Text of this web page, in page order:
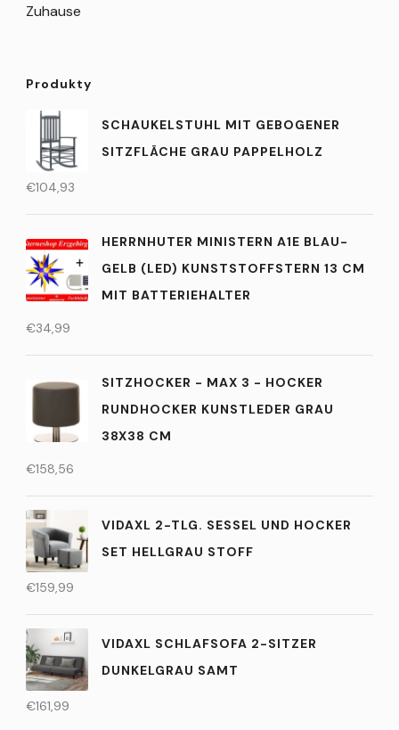
Zuhause
Produkty
SCHAUKELSTUHL MIT GEBOGENER
SITZFLÄCHE GRAU PAPPELHOLZ
€104,93
HERRNHUTER MINISTERN A1E BLAU-
GELB (LED) KUNSTSTOFFSTERN 13 CM
MIT BATTERIEHALTER
€34,99
SITZHOCKER - MAX 3 - HOCKER
RUNDHOCKER KUNSTLEDER GRAU
38X38 CM
€158,56
VIDAXL 2-TLG. SESSEL UND HOCKER
SET HELLGRAU STOFF
€159,99
VIDAXL SCHLAFSOFA 2-SITZER
DUNKELGRAU SAMT
€161,99